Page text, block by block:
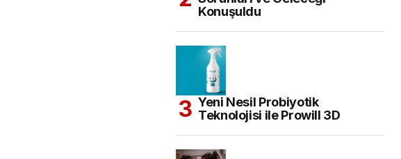
Konuşuldu
Yeni Nesil Probiyotik
Teknolojisi ile Prowill 3D